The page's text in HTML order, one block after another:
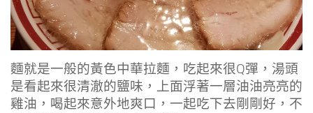
麵就是一般的黃色中華拉麵，吃起來很Q彈，湯頭
是看起來很清澈的鹽味，上面浮著一層油油亮亮的
雞油，喝起來意外地爽口，一起吃下去剛剛好，不